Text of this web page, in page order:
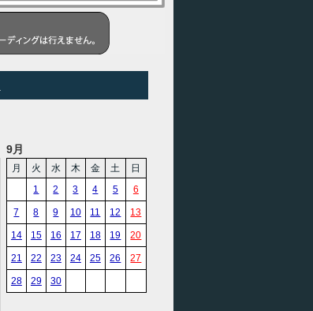
9月
月 火 水 木 金 土
日
1
2 3 4 5 6
7 8 9 10 11 12 13
14 15 16 17 18 19 20
21 22 23 24 25 26 27
28 29 30